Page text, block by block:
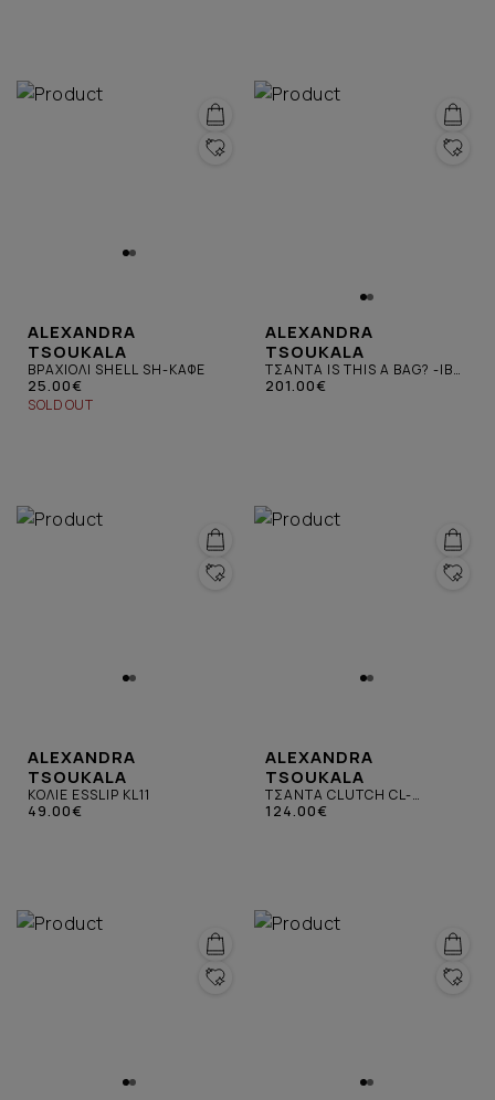
ALEXANDRA
TSOUKALA
ΒΡΑΧΙΟΛΙ SHELL SH-ΚΑΦΕ
25.00€
SOLD OUT
ALEXANDRA
TSOUKALA
ΤΣΑΝΤΑ IS THIS A BAG? -IB-
ΚΑΦΕ
201.00€
ALEXANDRA
TSOUKALA
ΚΟΛΙΕ ESSLIP KL11
49.00€
ALEXANDRA
TSOUKALA
ΤΣΑΝΤΑ CLUTCH CL-
ΠΟΛΥΧΡΩΜΗ
124.00€